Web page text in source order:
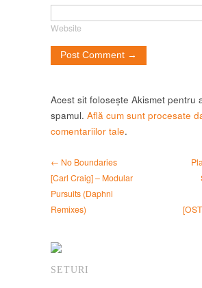
Website
Acest sit folosește Akismet pentru
spamul. Află cum sunt procesate
comentariilor tale.
← No Boundaries
[Carl Craig] – Modular
Pursuits (Daphni
Remixes)
SETURI